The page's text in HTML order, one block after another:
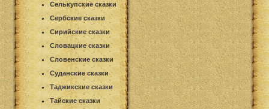
Селькупские сказки
Сербские сказки
Сирийские сказки
Словацкие сказки
Словенские сказки
Суданские сказки
Таджикские сказки
Тайские сказки